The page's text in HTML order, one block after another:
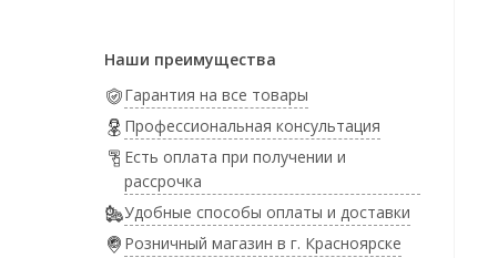
Наши преимущества
Гарантия на все товары
Профессиональная консультация
Есть оплата при получении и
рассрочка
Удобные способы оплаты и доставки
Розничный магазин в г. Красноярске